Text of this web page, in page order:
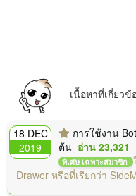
เนื้อหาที่เกี่ยวข้
18 DEC
2019
การใช้งาน
ต้น อ่าน 23,321
พิเศษ เฉพาะสมาชิก
Drawer หรือที่เรียกว่า